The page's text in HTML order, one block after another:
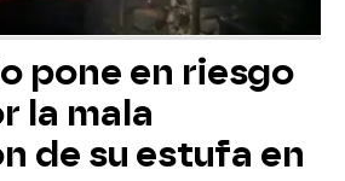
pone en riesgo
la mala
de su estufa en